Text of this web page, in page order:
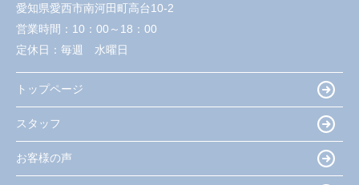
愛知県愛西市南河田町高台10-2
営業時間： 10：00～18：00
定休日： 毎週 水曜日
トップページ
スタッフ
お客様の声